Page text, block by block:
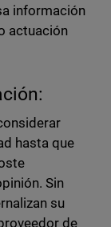
información
actuación
hasta que
Sin
su
de